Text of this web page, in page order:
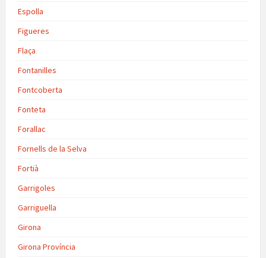
Espolla
Figueres
Flaça
Fontanilles
Fontcoberta
Fonteta
Forallac
Fornells de la Selva
Fortià
Garrigoles
Garriguella
Girona
Girona Província